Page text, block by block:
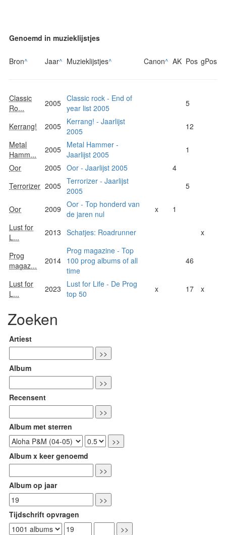
Genoemd in muzieklijstjes
Bron^ Jaar^ Muzieklijstjes^ Canon^ AK Pos gPos
Classic
Ro...
2005 Classic rock - End of
year list 2005
5
Kerrang! 2005 Kerrang! - Jaarlijst
2005
12
Metal
Hamm...
2005 Metal Hammer -
Jaarlijst 2005
1
Oor
2005 Oor - Jaarlijst 2005
4
Terrorizer 2005 Terrorizer - Jaarlijst
2005
5
Oor 2009 Oor - Top honderd van
de jaren nul
x
1
Lust for
L...
2013 Schatjes: Roadrunner x
Prog
magaz...
2014
Prog magazine - Top
100 prog albums of all
time
46
Lust for
L...
2023
Lust for Life - De Prog
top 50
x 17 x
Zoeken
Artiest
Album
Recensent
Album met sterren
Album x keer genoemd
Album op jaar
Tijdschrift opvragen